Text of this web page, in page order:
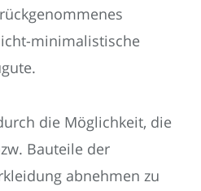
minimalistische
die Möglichkeit, die
Bauteile der
abnehmen zu